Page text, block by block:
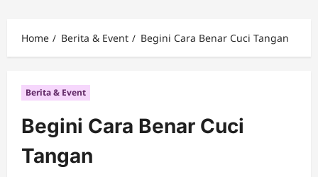
Home Berita & Event Begini Cara Benar Cuci Tangan
Berita & Event
Begini Cara Benar Cuci
Tangan